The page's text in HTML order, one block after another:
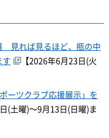
見れば見るほど、瓶の中
【2026年6月23日(火
ーツクラブ応援展示」を
(土曜)～9月13日(日曜)ま